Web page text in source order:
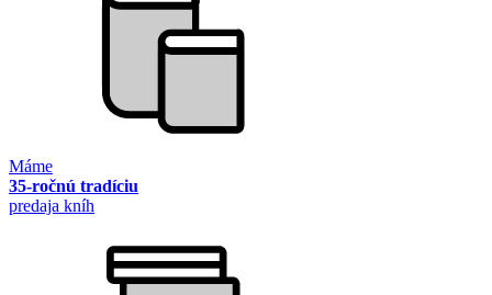
Máme
35-ročnú tradíciu
predaja kníh